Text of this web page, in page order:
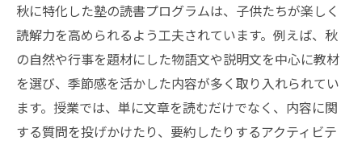
秋に特化した塾の読書プログラムは、子供たちが楽しく
読解力を高められるよう工夫されています。例えば、秋
の自然や行事を題材にした物語文や説明文を中心に教材
を選び、季節感を活かした内容が多く取り入れられてい
ます。授業では、単に文章を読むだけでなく、内容に関
する質問を投げかけたり、要約したりするアクティビテ